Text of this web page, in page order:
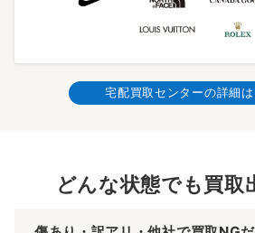
宅配買取センターの詳細は
どんな状態でも買取